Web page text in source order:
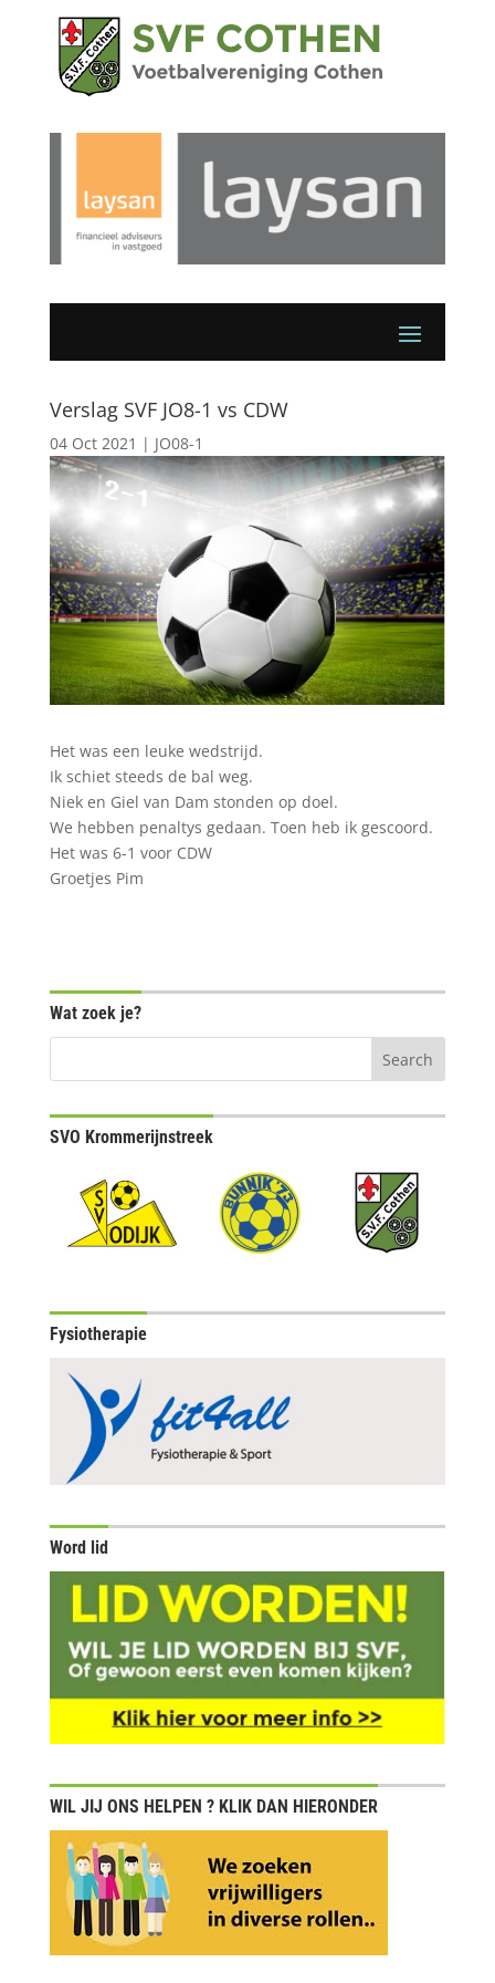
Verslag SVF JO8-1 vs CDW
04 Oct 2021 | JO08-1
Het was een leuke wedstrijd.
Ik schiet steeds de bal weg.
Niek en Giel van Dam stonden op doel.
We hebben penaltys gedaan. Toen heb ik gescoord.
Het was 6-1 voor CDW
Groetjes Pim
Wat zoek je?
SVO Krommerijnstreek
Fysiotherapie
Word lid
WIL JIJ ONS HELPEN ? KLIK DAN HIERONDER